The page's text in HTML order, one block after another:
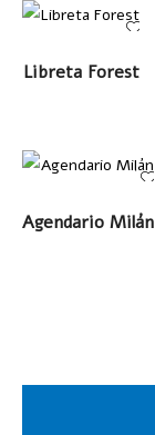
LEER MÁS
Libreta Forest
LEER MÁS
Agendario Milán